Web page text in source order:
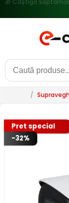
/
Pret special
-32%